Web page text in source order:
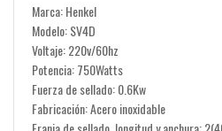
Marca: Henkel
Modelo: SV4D
Voltaje: 220v/60hz
Potencia: 750Watts
Fuerza de sellado: 0.6Kw
Fabricación: Acero inoxidable